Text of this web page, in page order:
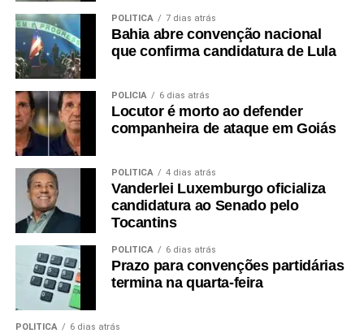
POLÍTICA 7 dias atrás
Bahia abre convenção nacional
que confirma candidatura de Lula
POLÍCIA 6 dias atrás
Locutor é morto ao defender
companheira de ataque em Goiás
POLÍTICA 4 dias atrás
Vanderlei Luxemburgo oficializa
candidatura ao Senado pelo
Tocantins
POLÍTICA 6 dias atrás
Prazo para convenções partidárias
termina na quarta-feira
POLÍTICA 6 dias atrás